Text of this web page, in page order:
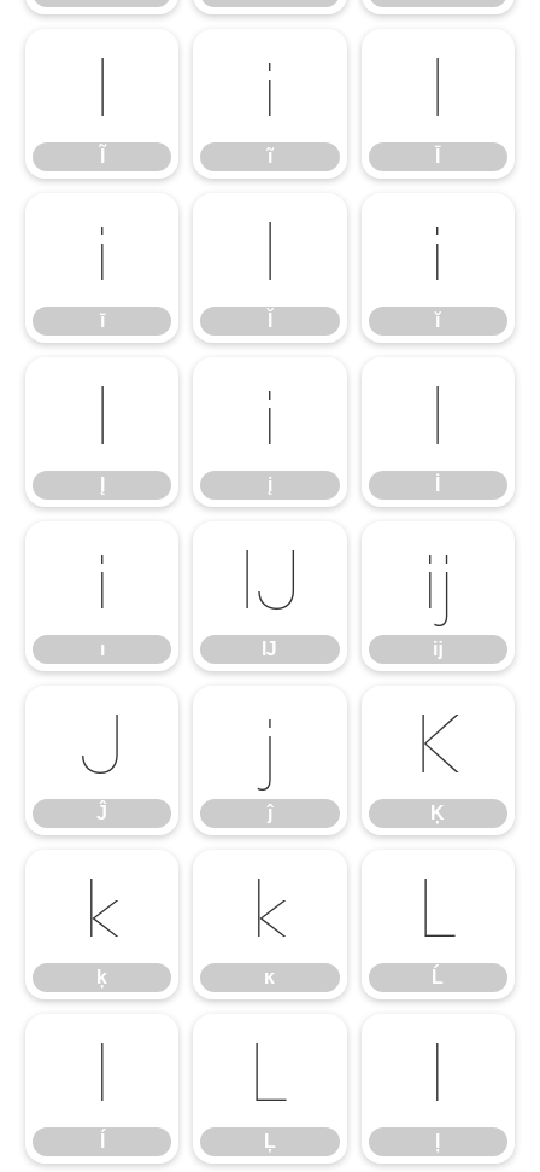
Ĩ ĩ
ĩ
Ī
ī
ī
Ĭ ĭ
ĭ
Į į
į
İ
ı
ı
Ĳ
Ĳ
ĳ
ĳ
Ĵ
Ĵ
ĵ
ĵ
Ķ
Ķ
ķ
ķ
ĸ
ĸ
Ĺ
Ĺ
ĺ Ļ
Ļ
ļ